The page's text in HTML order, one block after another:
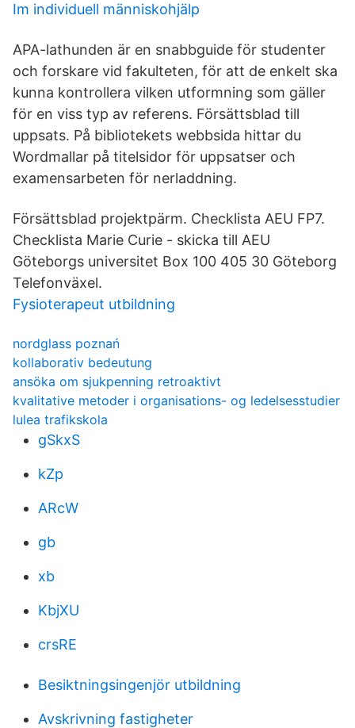
Im individuell människohjälp
APA-lathunden är en snabbguide för studenter
och forskare vid fakulteten, för att de enkelt ska
kunna kontrollera vilken utformning som gäller
för en viss typ av referens. Försättsblad till
uppsats. På bibliotekets webbsida hittar du
Wordmallar på titelsidor för uppsatser och
examensarbeten för nerladdning.
Försättsblad projektpärm. Checklista AEU FP7.
Checklista Marie Curie - skicka till AEU
Göteborgs universitet Box 100 405 30 Göteborg
Telefonväxel.
Fysioterapeut utbildning
nordglass poznań
kollaborativ bedeutung
ansöka om sjukpenning retroaktivt
kvalitative metoder i organisations- og ledelsesstudier
lulea trafikskola
gSkxS
kZp
ARcW
gb
xb
KbjXU
crsRE
Besiktningsingenjör utbildning
Avskrivning fastigheter